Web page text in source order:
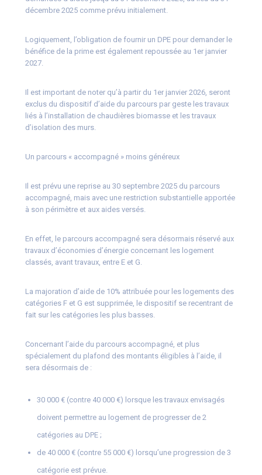
décembre 2025 comme prévu initialement.
Logiquement, l’obligation de fournir un DPE pour demander le
bénéfice de la prime est également repoussée au 1er janvier
2027.
Il est important de noter qu’à partir du 1er janvier 2026, seront
exclus du dispositif d’aide du parcours par geste les travaux
liés à l’installation de chaudières biomasse et les travaux
d’isolation des murs.
Un parcours « accompagné » moins généreux
Il est prévu une reprise au 30 septembre 2025 du parcours
accompagné, mais avec une restriction substantielle apportée
à son périmètre et aux aides versés.
En effet, le parcours accompagné sera désormais réservé aux
travaux d’économies d’énergie concernant les logement
classés, avant travaux, entre E et G.
La majoration d’aide de 10% attribuée pour les logements des
catégories F et G est supprimée, le dispositif se recentrant de
fait sur les catégories les plus basses.
Concernant l’aide du parcours accompagné, et plus
spécialement du plafond des montants éligibles à l’aide, il
sera désormais de :
30 000 € (contre 40 000 €) lorsque les travaux envisagés
doivent permettre au logement de progresser de 2
catégories au DPE ;
de 40 000 € (contre 55 000 €) lorsqu’une progression de 3
catégorie est prévue.